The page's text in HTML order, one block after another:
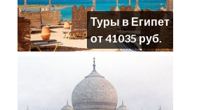
Туры в Египет
от 41035 руб.